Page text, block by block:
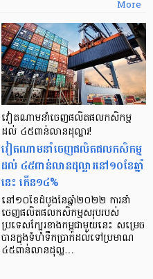
More
វៀតណាមនាំចេញផលិតផលកសិកម្ម
ដល់ ៤៥ពាន់លានដុល្លារ!
វៀតណាមនាំចេញផលិតផលកសិកម្ម
ដល់ ៤៥ពាន់លានដុល្លារនៅ១០ខែឆ្នាំ
នេះ កើន១៤%
នៅ១០ខែដំបូងនៃឆ្នាំ២០២២ ការនាំ
ចេញផលិតផលកសិកម្មសរុបរបស់
ប្រទេសក្បែរខាងកម្ពុជាមួយនេះ សម្រេច
បានក្នុងទំហំទឹកប្រាក់ដល់ទៅប្រមាណ
៤៥ពាន់លានដុល្ល…